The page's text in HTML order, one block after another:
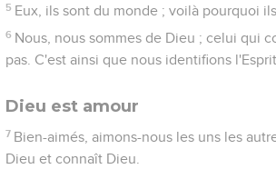
5 Eux, ils sont du monde ; voilà pourquoi
6 Nous, nous sommes de Dieu ; celui qui
pas. C'est ainsi que nous identifions
Dieu est amour
7 Bien-aimés, aimons-nous les uns les
Dieu et connaît Dieu.